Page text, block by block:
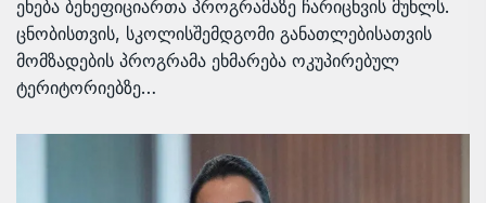
ეხება ბენეფიციართა პროგრამაზე ჩარიცხვის მუხლს.
ცნობისთვის, სკოლისშემდგომი განათლებისათვის
მომზადების პროგრამა ეხმარება ოკუპირებულ
ტერიტორიებზე…